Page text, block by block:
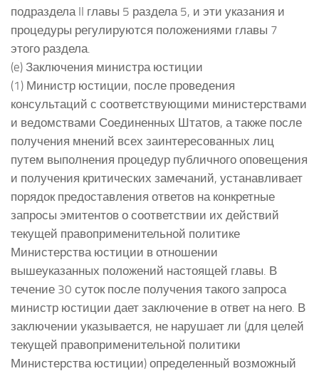
подраздела II главы 5 раздела 5, и эти указания и
процедуры регулируются положениями главы 7
этого раздела.
(e) Заключения министра юстиции
(1) Министр юстиции, после проведения
консультаций с соответствующими министерствами
и ведомствами Соединенных Штатов, а также после
получения мнений всех заинтересованных лиц
путем выполнения процедур публичного оповещения
и получения критических замечаний, устанавливает
порядок предоставления ответов на конкретные
запросы эмитентов о соответствии их действий
текущей правоприменительной политике
Министерства юстиции в отношении
вышеуказанных положений настоящей главы. В
течение 30 суток после получения такого запроса
министр юстиции дает заключение в ответ на него. В
заключении указывается, не нарушает ли (для целей
текущей правоприменительной политики
Министерства юстиции) определенный возможный